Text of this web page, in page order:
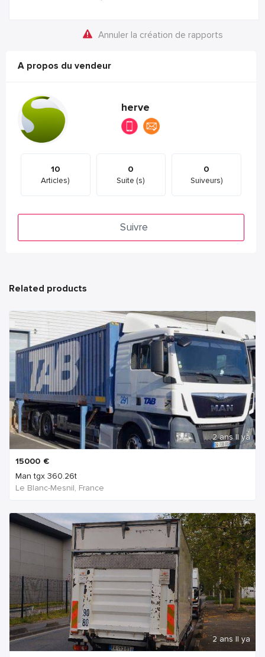
Annuler la création de rapports
A propos du vendeur
herve
10
Articles)
0
Suite (s)
0
Suiveurs)
Suivre
Related products
2 ans Il ya
15000 €
Man tgx 360.26t
Le Blanc-Mesnil, France
2 ans Il ya